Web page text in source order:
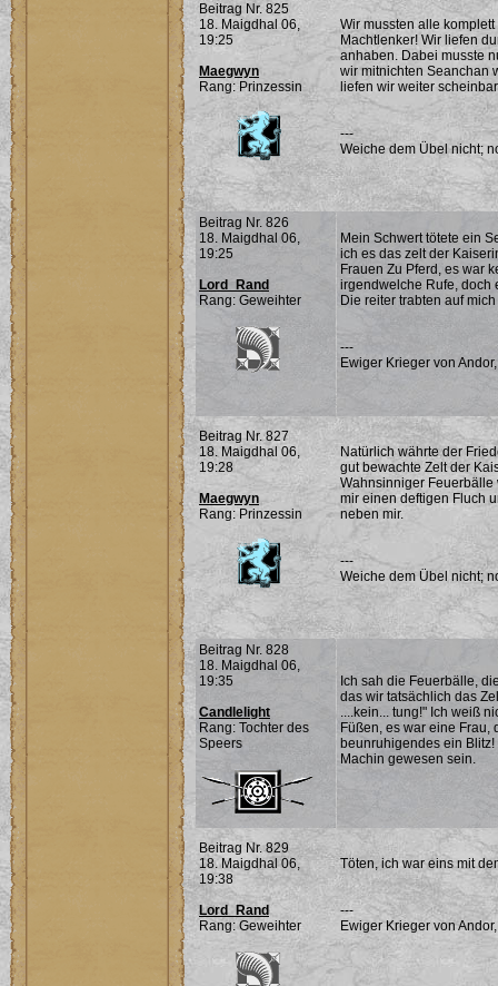
Beitrag Nr. 825
18. Maigdhal 06,
19:25
Maegwyn
Rang: Prinzessin
Wir mussten alle
Machtlenker! Wir liefen
anhaben. Dabei musste
wir mitnichten Seanchan
liefen wir weiter
---
Weiche dem Übel nicht;
Beitrag Nr. 826
18. Maigdhal 06,
19:25
Lord_Rand
Rang: Geweihter
Mein Schwert tötete ein
ich es das zelt der
Frauen Zu Pferd, es war
irgendwelche Rufe, doch
Die reiter trabten auf
---
Ewiger Krieger von
Beitrag Nr. 827
18. Maigdhal 06,
19:28
Maegwyn
Rang: Prinzessin
Natürlich währte der
gut bewachte Zelt der
Wahnsinniger Feuerbälle
mir einen deftigen Fluch
neben mir.
---
Weiche dem Übel nicht;
Beitrag Nr. 828
18. Maigdhal 06,
19:35
Candlelight
Rang: Tochter des
Speers
Ich sah die Feuerbälle,
das wir tatsächlich das
....kein... tung!" Ich weiß
Füßen, es war eine
beunruhigendes ein
Machin gewesen sein.
Beitrag Nr. 829
18. Maigdhal 06,
19:38
Lord_Rand
Rang: Geweihter
Töten, ich war eins mit
---
Ewiger Krieger von